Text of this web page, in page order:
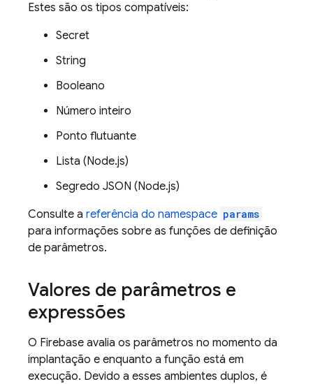
Estes são os tipos compatíveis:
Secret
String
Booleano
Número inteiro
Ponto flutuante
Lista (Node.js)
Segredo JSON (Node.js)
Consulte a referência do namespace params
para informações sobre as funções de definição
de parâmetros.
Valores de parâmetros e
expressões
O Firebase avalia os parâmetros no momento da
implantação e enquanto a função está em
execução. Devido a esses ambientes duplos, é